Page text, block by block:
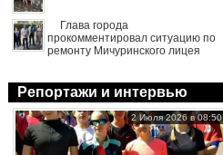
Глава города
прокомментировал ситуацию по
ремонту Мичуринского лицея
Репортажи и интервью
2 Июля 2026 в 08:50